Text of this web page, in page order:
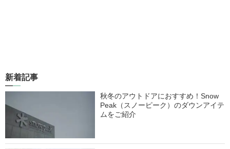
新着記事
秋冬のアウトドアにおすすめ！Snow
Peak（スノーピーク）のダウンアイテ
ムをご紹介